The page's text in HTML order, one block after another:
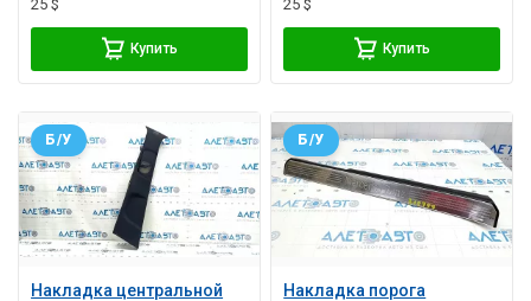
25 $
Купить
25 $
Купить
Накладка центральной
Б/У
Накладка порога
Б/У